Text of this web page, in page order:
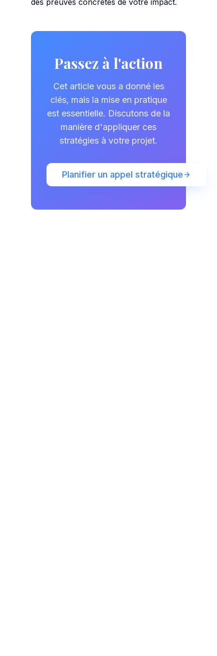
des preuves concrètes de votre impact.
Passez à l'action
Cet article vous a donné les
clés, mais la mise en pratique
est essentielle. Discutons de la
manière d'appliquer ces
stratégies à votre projet.
Planifier un appel stratégique